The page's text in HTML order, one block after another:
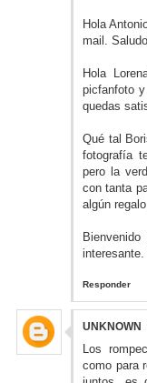
Hola
mail.
Hola
picfanfoto
quedas
Qué tal
fotografía
pero la
con tanta
algún
Responder
UNKNOWN
Los
como para